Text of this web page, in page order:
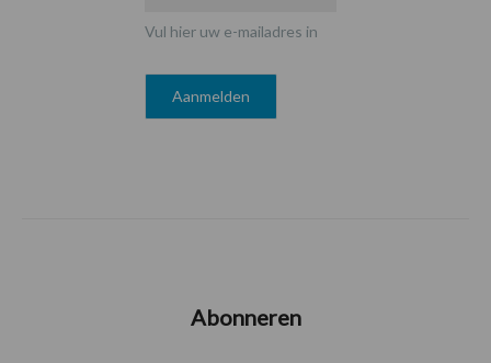
Vul hier uw e-mailadres in
Abonneren